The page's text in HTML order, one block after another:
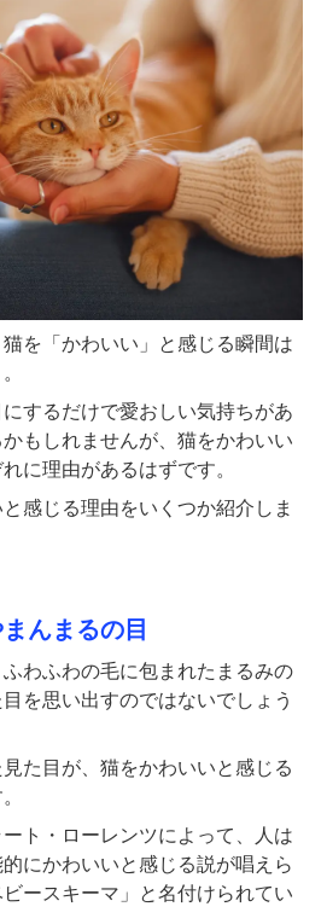
を「かわいい」と感じる瞬間は
するだけで愛おしい気持ちがあ
もしれませんが、猫をかわいい
に理由があるはずです。
感じる理由をいくつか紹介しま
んまるの目
わふわの毛に包まれたまるみの
を思い出すのではないでしょう
た目が、猫をかわいいと感じる
ト・ローレンツによって、人は
にかわいいと感じる説が唱えら
ースキーマ」と名付けられてい